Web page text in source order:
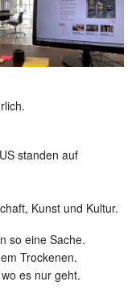
standen auf
Kunst und Kultur.
so eine Sache.
Trockenen.
es nur geht.